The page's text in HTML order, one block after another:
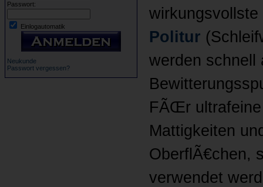
Passwort:
Einlogautomatik
Neukunde
Passwort vergessen?
Politur
werden schnell
FÃŒr
Mattigkeiten
OberflÃ€chen,
verwendet